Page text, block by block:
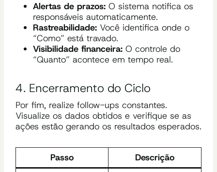
Alertas de prazos: O sistema notifica os
responsáveis automaticamente.
Rastreabilidade: Você identifica onde o
“Como” está travado.
Visibilidade financeira: O controle do
“Quanto” acontece em tempo real.
4. Encerramento do Ciclo
Por fim, realize follow-ups constantes.
Visualize os dados obtidos e verifique se as
ações estão gerando os resultados esperados.
Passo Descrição